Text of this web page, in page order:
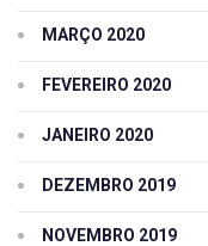
MARÇO 2020
FEVEREIRO 2020
JANEIRO 2020
DEZEMBRO 2019
NOVEMBRO 2019